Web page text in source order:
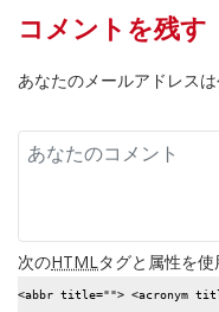
コメントを残す
あなたのメールアドレス
次のHTML タグと属性を使
<abbr title=""> <acronym